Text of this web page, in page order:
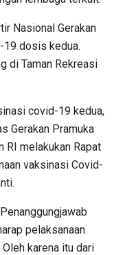
Nasional Gerakan
19 dosis kedua.
di Taman Rekreasi
covid-19 kedua,
Gerakan Pramuka
RI melakukan Rapat
vaksinasi Covid-
pelaksanaan
karena itu dari